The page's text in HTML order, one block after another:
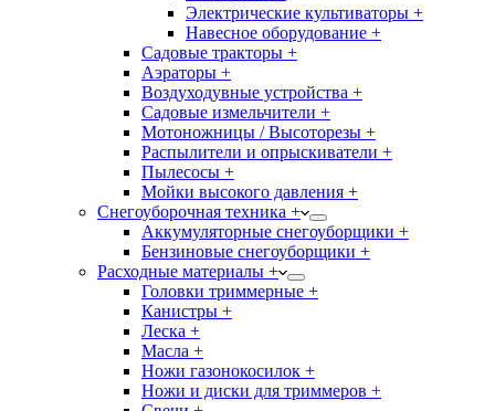
Электрические культиваторы +
Навесное оборудование +
Садовые тракторы +
Аэраторы +
Воздуходувные устройства +
Садовые измельчители +
Мотоножницы / Высоторезы +
Распылители и опрыскиватели +
Пылесосы +
Мойки высокого давления +
Снегоуборочная техника +
Аккумуляторные снегоуборщики +
Бензиновые снегоуборщики +
Расходные материалы +
Головки триммерные +
Канистры +
Леска +
Масла +
Ножи газонокосилок +
Ножи и диски для триммеров +